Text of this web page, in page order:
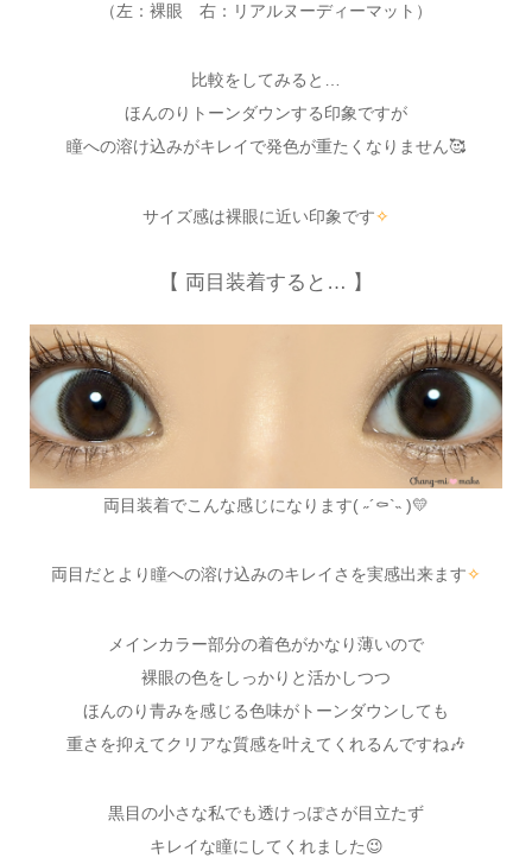
（左：裸眼 右：リアルヌーディーマット）
比較をしてみると…
ほんのりトーンダウンする印象ですが
瞳への溶け込みがキレイで発色が重たくなりません🥰
サイズ感は裸眼に近い印象です✧
【 両目装着すると… 】
両目装着でこんな感じになります( ˶´⚰︎`˵ )💛
両目だとより瞳への溶け込みのキレイさを実感出来ます✧
メインカラー部分の着色がかなり薄いので
裸眼の色をしっかりと活かしつつ
ほんのり青みを感じる色味がトーンダウンしても
重さを抑えてクリアな質感を叶えてくれるんですね🎶
黒目の小さな私でも透けっぽさが目立たず
キレイな瞳にしてくれました😉